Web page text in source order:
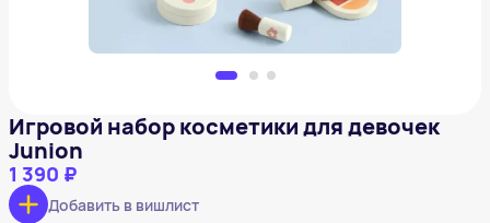
Игровой набор косметики для девочек
Junion
1 390 ₽
Добавить в вишлист